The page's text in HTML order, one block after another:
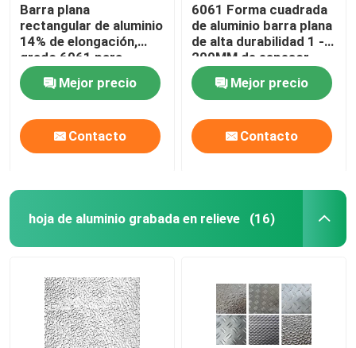
Barra plana
rectangular de aluminio
14% de elongación,
grado 6061 para
construcción
aeronáuticaMejor precio
Contacto
6061 Forma cuadrada
de aluminio barra plana
de alta durabilidad 1 -
200MM de espesor
Mejor precio
Contacto
hoja de aluminio grabada en relieve (16)